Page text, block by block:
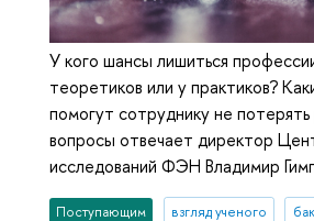
У кого шансы лишиться
теоретиков или у практиков?
помогут сотруднику не
вопросы отвечает директор
исследований ФЭН Владимир
Поступающим взгляд ученого